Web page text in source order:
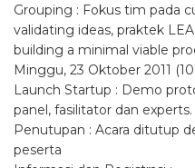
Grouping : Fokus tim pada
validating ideas, praktek
building a minimal viable
Minggu, 23 Oktober 2011
Launch Startup : Demo
panel, fasilitator dan experts.
Penutupan : Acara ditutup
peserta